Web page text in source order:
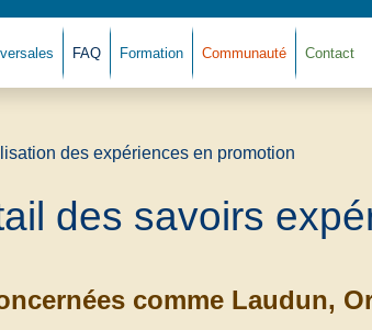
FAQ Formation Communauté Contact
des savoirs
comme Laudun,